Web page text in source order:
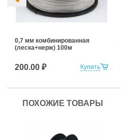
Купить
0,7 мм комбинированная
(леска+нерж) 100м
200.00 ₽
ПОХОЖИЕ ТОВАРЫ